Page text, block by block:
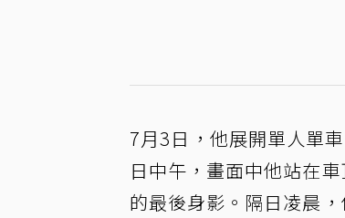
7月3日，他展開單人單
日中午，畫面中他站在
的最後身影。隔日凌晨